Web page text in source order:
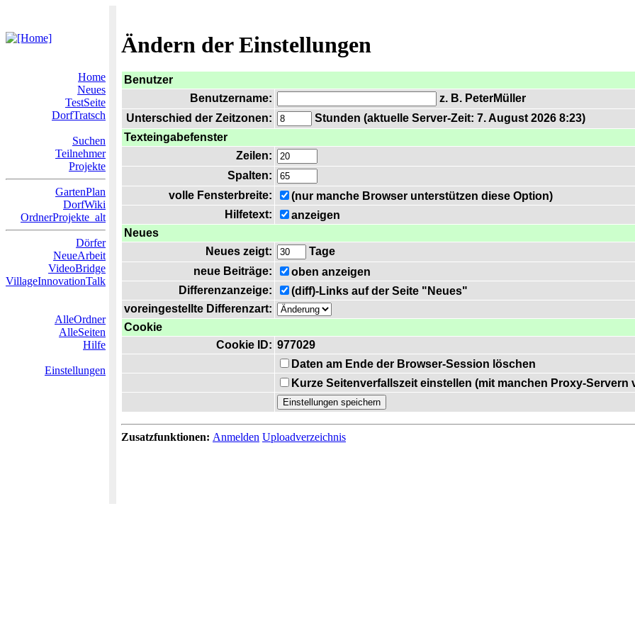
Ändern der Einstellungen
Home
Neues
TestSeite
DorfTratsch
Suchen
Teilnehmer
Projekte
GartenPlan
DorfWiki
OrdnerProjekte_alt
Dörfer
NeueArbeit
VideoBridge
VillageInnovationTalk
AlleOrdner
AlleSeiten
Hilfe
Einstellungen
Benutzer
Benutzername:
z. B. PeterMüller
Unterschied der Zeitzonen:
Stunden (aktuelle Server-Zeit: 7. August 2026 8:23)
Texteingabefenster
Zeilen:
Spalten:
volle Fensterbreite:
(nur manche Browser unterstützen diese Option)
Hilfetext:
anzeigen
Neues
Neues zeigt:
Tage
neue Beiträge:
oben anzeigen
Differenzanzeige:
(diff)-Links auf der Seite "Neues"
voreingestellte Differenzart:
Cookie
Cookie ID: 977029
Daten am Ende der Browser-Session löschen
Kurze Seitenverfallszeit einstellen (mit manchen Proxy-Servern
Zusatzfunktionen: Anmelden Uploadverzeichnis